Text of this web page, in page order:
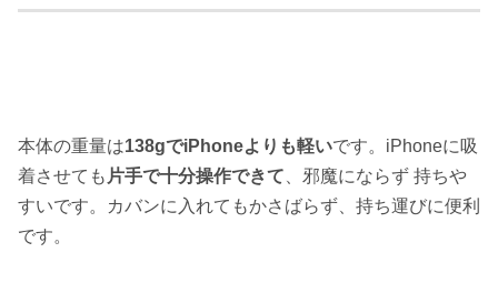
本体の重量は138gでiPhoneよりも軽いです。iPhoneに吸
着させても 片手で十分操作できて 、邪魔にならず 持ちや
すいです。カバンに入れてもかさばらず、持ち運びに便利
です。